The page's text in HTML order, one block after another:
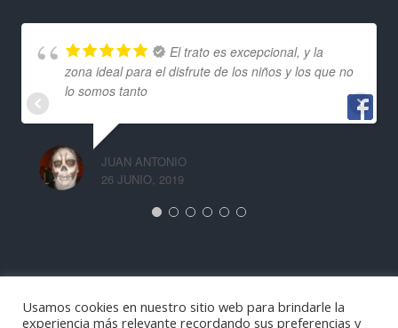
El trato es excepcional, y la
zona ideal para el disfrute de los niños y los que no
lo somos tanto
JUAN ANTONIO
26 JUNIO, 2019
Usamos cookies en nuestro sitio web para brindarle la
experiencia más relevante recordando sus preferencias y